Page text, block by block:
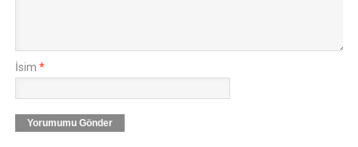
İsim *
Yorumumu Gönder